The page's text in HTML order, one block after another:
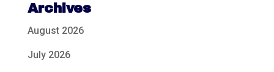
Archives
August 2026
July 2026